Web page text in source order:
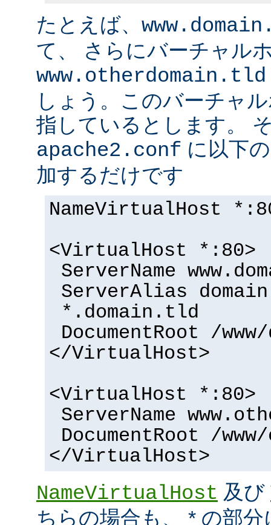
たとえば、
て、 さらにバーチャル
www.otherdomain.tld
しょう。このバーチャ
指しているとします。
apache2.conf に以下
加するだけです
NameVirtualHost
<VirtualHost *:80>
ServerName
ServerAlias
*.domain.tld
DocumentRoot /
</VirtualHost>
<VirtualHost *:80>
ServerName
DocumentRoot /
</VirtualHost>
NameVirtualHost 及び
ちらの場合も、 * の部